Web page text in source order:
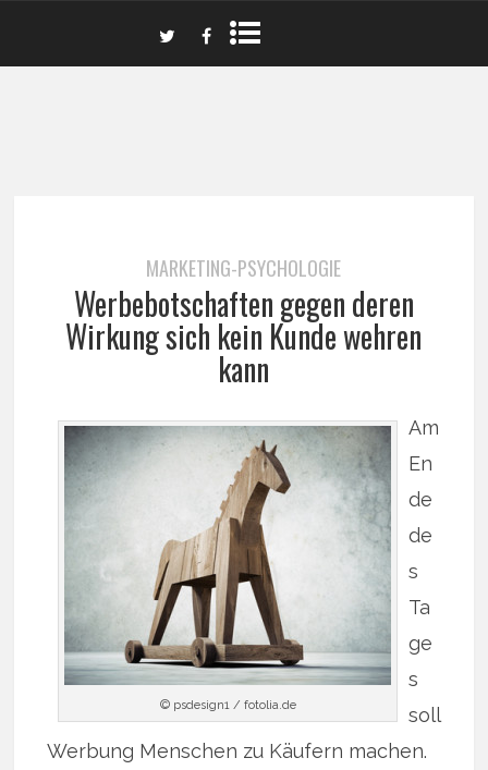
MARKETING-PSYCHOLOGIE
Werbebotschaften gegen deren
Wirkung sich kein Kunde wehren
kann
© psdesign1 / fotolia.de
Am
En
de
de
s
Ta
ge
s
soll
Werbung Menschen zu Käufern machen.